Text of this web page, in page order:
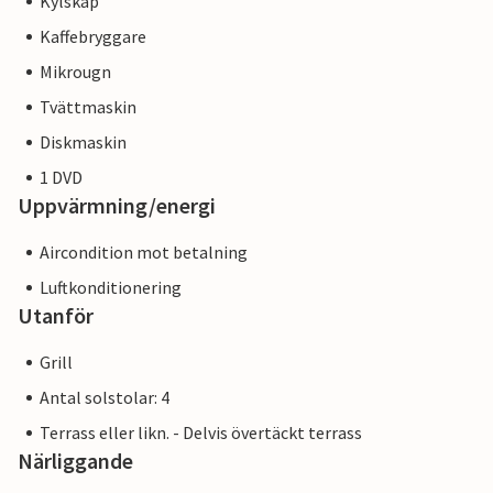
ett företag eller en näringsidkare. Detta innebär att EU:s
konsumentlagstiftning kanske inte är tillämplig. Du kan
dock vara säker på att vi kommer att ge dig samma nivå av
kundservice och din vistelse kommer inte att skilja sig från
att boka boende hos en professionell ägare.
Kaffebryggare
Mikrougn
Tvättmaskin
Diskmaskin
1 DVD
Uppvärmning/energi
Aircondition mot betalning
Luftkonditionering
Utanför
Grill
Antal solstolar: 4
Terrass eller likn. - Delvis övertäckt terrass
Närliggande